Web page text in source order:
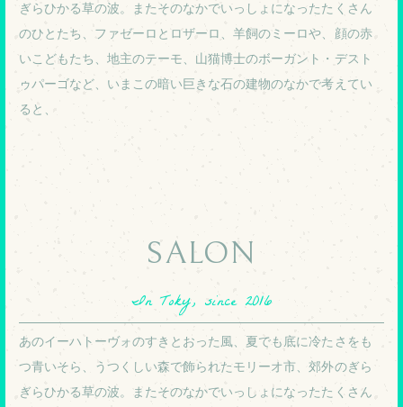
ぎらひかる草の波。またそのなかでいっしょになったたくさん
のひとたち、ファゼーロとロザーロ、羊飼のミーロや、顔の赤
いこどもたち、地主のテーモ、山猫博士のボーガント・デスト
ゥパーゴなど、いまこの暗い巨きな石の建物のなかで考えてい
ると、
SALON
In Toky, since 2016
あのイーハトーヴォのすきとおった風、夏でも底に冷たさをも
つ青いそら、うつくしい森で飾られたモリーオ市、郊外のぎら
ぎらひかる草の波。またそのなかでいっしょになったたくさん